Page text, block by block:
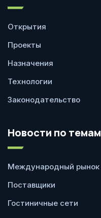
Открытия
Проекты
Назначения
Технологии
Законодательство
Новости по темам
Международный рынок
Поставщики
Гостиничные сети